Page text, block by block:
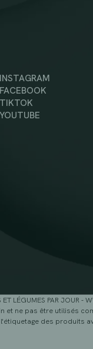
INSTAGRAM
FACEBOOK
TIKTOK
YOUTUBE
LÉGUMES PAR JOUR -
ne pas être utilisés
des produits